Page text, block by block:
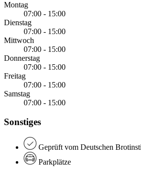
Montag
07:00 - 15:00
Dienstag
07:00 - 15:00
Mittwoch
07:00 - 15:00
Donnerstag
07:00 - 15:00
Freitag
07:00 - 15:00
Samstag
07:00 - 15:00
Sonstiges
Geprüft vom Deutschen
Parkplätze